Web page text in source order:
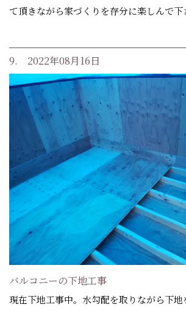
て頂きながら家づくりを存分に楽しんで
9. 2022年08月16日
バルコニーの下地工事
現在下地工事中。水勾配を取りながら下地